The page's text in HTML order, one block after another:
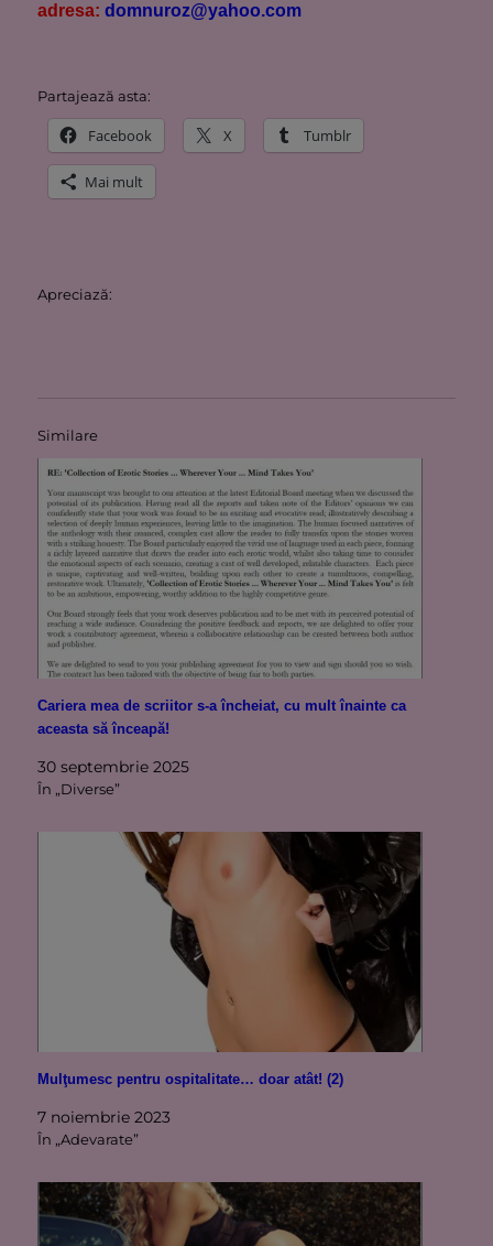
adresa: domnuroz@yahoo.com
Partajează asta:
Facebook X Tumblr
Mai mult
Apreciază:
Similare
Cariera mea de scriitor s-a încheiat, cu mult înainte ca
aceasta să înceapă!
30 septembrie 2025
În „Diverse”
Mulţumesc pentru ospitalitate… doar atât! (2)
7 noiembrie 2023
În „Adevarate”